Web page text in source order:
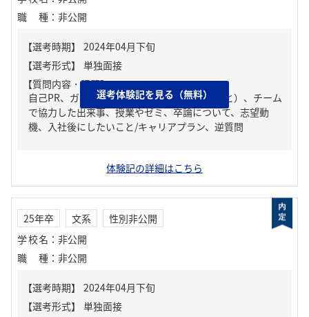
職種 ： 非公開
【質問内容・課題】
自己PR、ガクチカ（学生時代に力を入れたこと）、チーム
で協力した出来事、授業やゼミ、卒論について、志望動
機、入社後にしたいこと/キャリアプラン、逆質問
選考体験記を見る（無料）
体験記の詳細はこちら
25年卒 文系
性別非公開
学校名 ： 非公開
職種 ： 非公開